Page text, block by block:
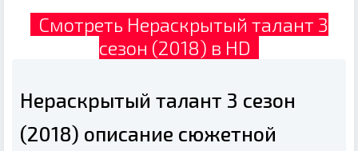
Смотреть Нераскрытый талант 3
сезон (2018) в HD
Нераскрытый талант 3 сезон
(2018) описание сюжетной